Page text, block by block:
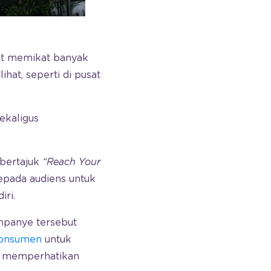
memikat banyak
seperti di pusat
“Reach Your
audiens untuk
tersebut
untuk
memperhatikan